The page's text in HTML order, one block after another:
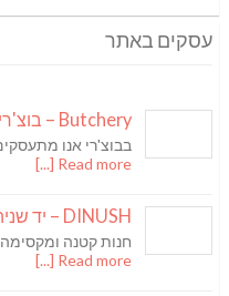
עסקים באתר
Butchery – בוצ'רי אחוזת הבשר
בבוצ'רי אנו
Read more [...]
DINUSH – יד שניה
חנות קטנה
Read more [...]